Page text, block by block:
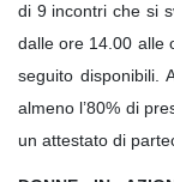
di 9 incontri che si
dalle ore 14.00 alle
seguito disponibili.
almeno l’80% di
un attestato di